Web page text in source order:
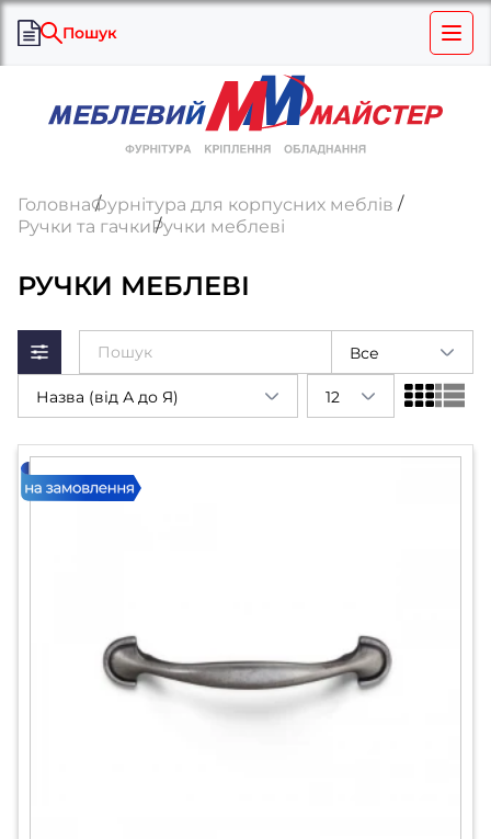
Пошук
ГоловнаФурнітура для корпусних меблів
Ручки та гачкиРучки меблеві
РУЧКИ МЕБЛЕВІ
Все
Назва (від А до Я) 12